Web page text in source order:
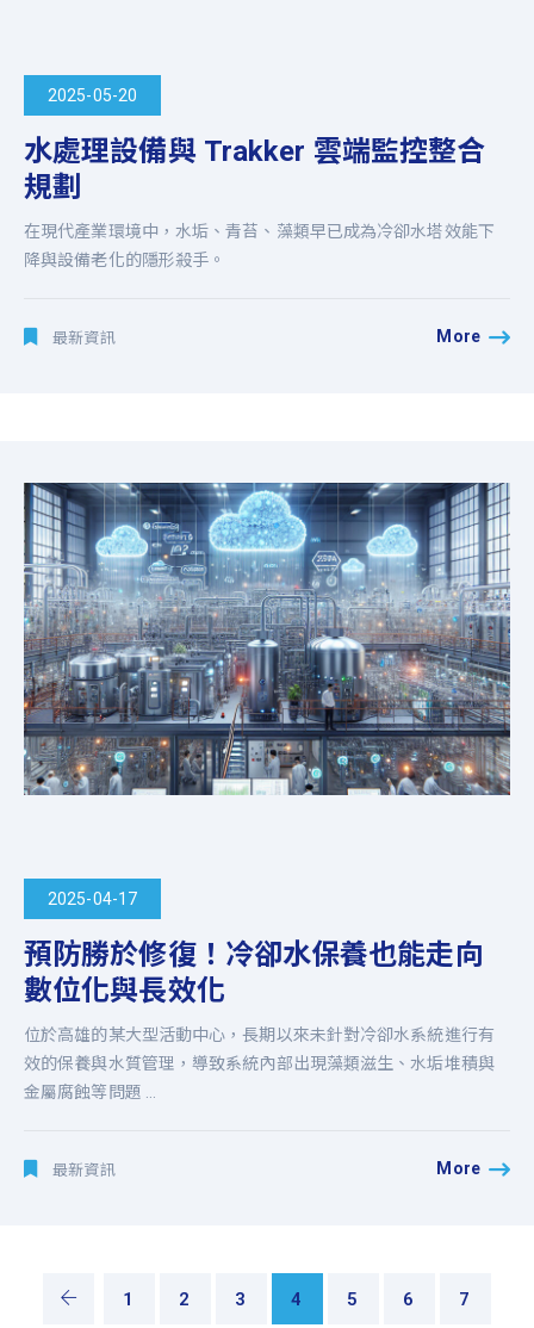
2025-05-20
水處理設備與 Trakker 雲端監控整合
規劃
在現代產業環境中，水垢、青苔、藻類早已成為冷卻水塔效能下
降與設備老化的隱形殺手。
最新資訊 More
2025-04-17
預防勝於修復！冷卻水保養也能走向
數位化與長效化
位於高雄的某大型活動中心，長期以來未針對冷卻水系統進行有
效的保養與水質管理，導致系統內部出現藻類滋生、水垢堆積與
金屬腐蝕等問題 ...
最新資訊 More
1 2 3 4 5 6 7